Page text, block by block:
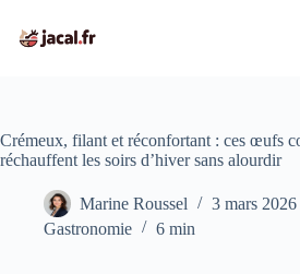
contenu
Crémeux, filant et réconfortant : ces œufs
réchauffent les soirs d’hiver sans alourdir
Marine Roussel
3 mars
Gastronomie
6 min